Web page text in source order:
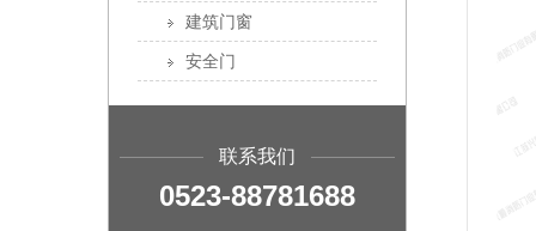
建筑门窗
安全门
联系我们
0523-88781688